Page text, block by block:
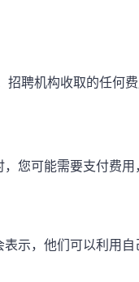
聘机构收取的任何
您可能需要支付费用
示，他们可以利用